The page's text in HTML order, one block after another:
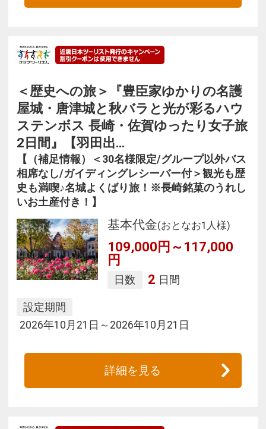
＜歴史への旅＞『豊臣家ゆかりの名護
屋城・唐津城と秋バラと光が彩るハウ
ステンボス 長崎・佐賀ゆったり女子旅
2日間』【羽田出…
【（補足情報）＜30名様限定/グループ以外バス
相席なし/ガイディングレシーバー付＞観光も歴
史も満喫♪名城よくばり旅！※長崎銘菓のうれし
いお土産付き！】
基本代金(おとなお1人様)
109,000円～117,000
円
日数 2 日間
設定期間
2026年10月21日～2026年10月21日
詳細を見る